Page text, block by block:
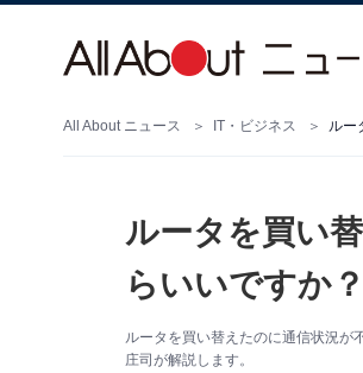
All About ニュース IT・ビジネス ルー
ルータを買い
らいいですか
ルータを買い替えたのに通信状況が
庄司が解説します。